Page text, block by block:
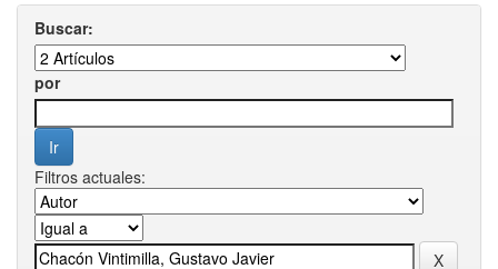
Buscar:
por
Filtros actuales: